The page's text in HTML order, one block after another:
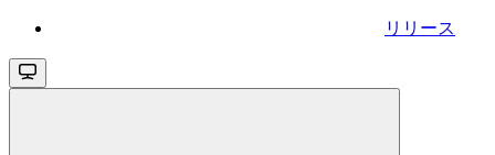
リリース